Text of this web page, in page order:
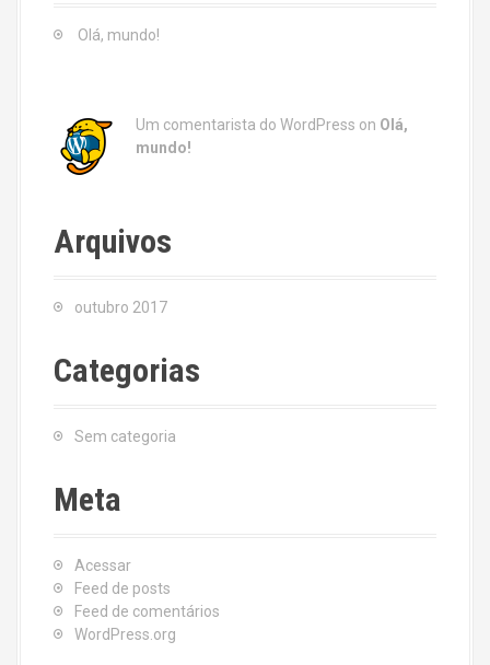
Olá, mundo!
Um comentarista do WordPress on Olá,
mundo!
Arquivos
outubro 2017
Categorias
Sem categoria
Meta
Acessar
Feed de posts
Feed de comentários
WordPress.org